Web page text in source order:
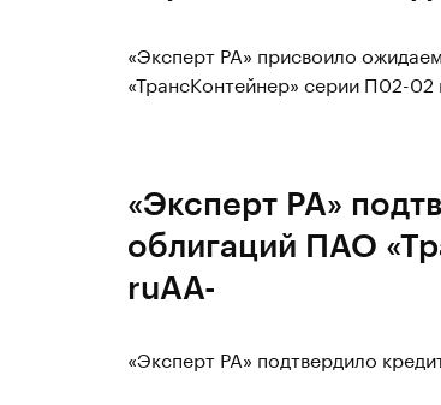
«Эксперт РА» присвоило
«ТрансКонтейнер» серии П02-02
«Эксперт РА»
облигаций ПАО
ruAA-
«Эксперт РА» подтвердило